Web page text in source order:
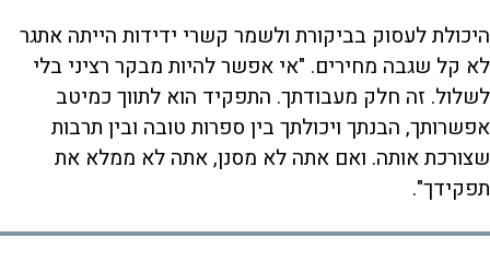
היכולת לעסוק בביקורת ולשמר קשרי ידידות הייתה אתגר
לא קל שגבה מחירים. "אי אפשר להיות מבקר רציני בלי
לשלול. זה חלק מעבודתך. התפקיד הוא לתווך כמיטב
אפשרותך, הבנתך ויכולתך בין ספרות טובה ובין תרבות
שצורכת אותה. ואם אתה לא מסנן, אתה לא ממלא את
תפקידך".